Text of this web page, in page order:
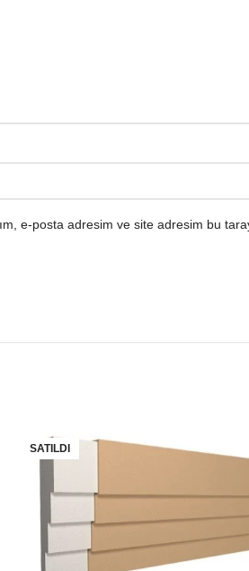
e-posta adresim ve site adresim bu
SATILDI